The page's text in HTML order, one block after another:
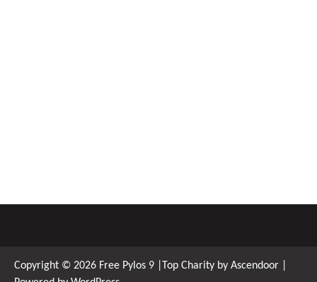
Copyright © 2026 Free Pylos 9 |Top Charity by Ascendoor